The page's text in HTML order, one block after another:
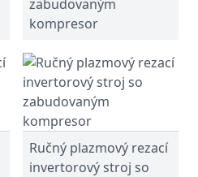
zabudovaným
kompresor
Ručný plazmový rezací
invertorový stroj so